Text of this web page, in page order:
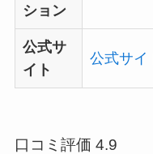
ション
公式サ
イト
公式サイ
口コミ評価 4.9